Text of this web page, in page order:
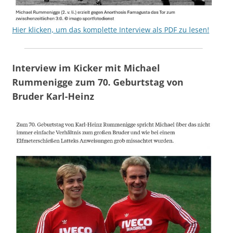
Hier klicken, um das komplette Interview als PDF zu lesen!
Interview im Kicker mit Michael
Rummenigge zum 70. Geburtstag von
Bruder Karl-Heinz